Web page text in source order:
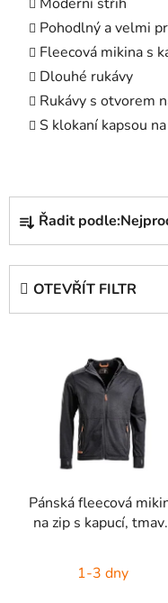
Pohodlný a velmi
Fleecová mikina s
Dlouhé rukávy
Rukávy s otvorem
S klokaní kapsou
Ř
z
Řadit podle:
OTEVŘÍT FILTR
Pánská fleecová
na zip s kapucí,
1-3 dny